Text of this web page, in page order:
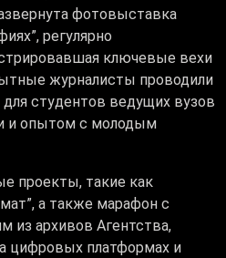
фотовыставка
регулярно
ключевые вехи
журналисты проводили
студентов ведущих вузов
и опытом с молодым
проекты, такие как
а также марафон с
из архивов Агентства,
цифровых платформах и